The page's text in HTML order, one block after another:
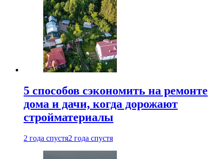
5 способов сэкономить на ремонте
дома и дачи, когда дорожают
стройматериалы
2 года спустя2 года спустя